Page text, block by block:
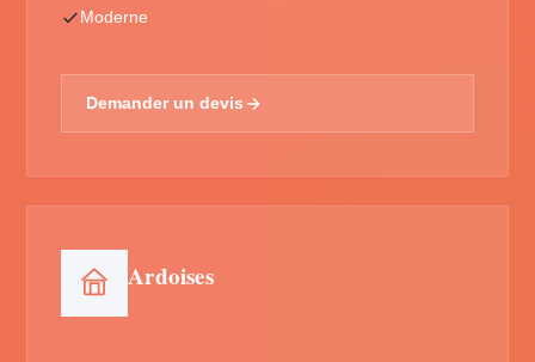
Moderne
Demander un devis
Ardoises